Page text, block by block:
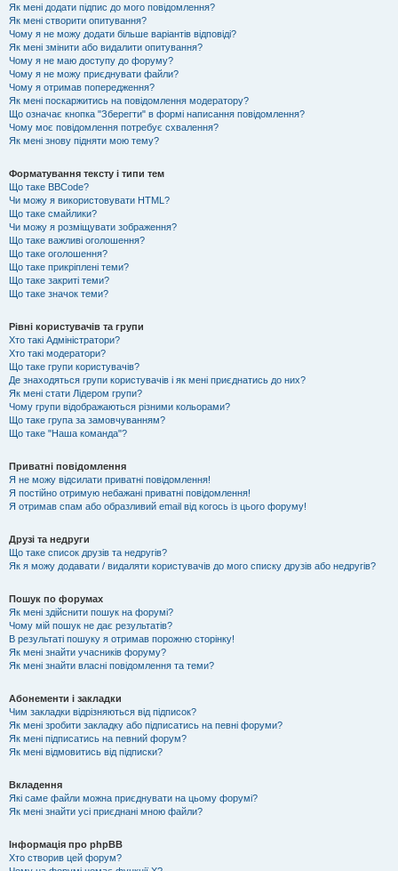
Як мені додати підпис до мого повідомлення?
Як мені створити опитування?
Чому я не можу додати більше варіантів відповіді?
Як мені змінити або видалити опитування?
Чому я не маю доступу до форуму?
Чому я не можу приєднувати файли?
Чому я отримав попередження?
Як мені поскаржитись на повідомлення модератору?
Що означає кнопка "Зберегти" в формі написання повідомлення?
Чому моє повідомлення потребує схвалення?
Як мені знову підняти мою тему?
Форматування тексту і типи тем
Що таке BBCode?
Чи можу я використовувати HTML?
Що таке смайлики?
Чи можу я розміщувати зображення?
Що таке важливі оголошення?
Що таке оголошення?
Що таке прикріплені теми?
Що таке закриті теми?
Що таке значок теми?
Рівні користувачів та групи
Хто такі Адміністратори?
Хто такі модератори?
Що таке групи користувачів?
Де знаходяться групи користувачів і як мені приєднатись до них?
Як мені стати Лідером групи?
Чому групи відображаються різними кольорами?
Що таке група за замовчуванням?
Що таке "Наша команда"?
Приватні повідомлення
Я не можу відсилати приватні повідомлення!
Я постійно отримую небажані приватні повідомлення!
Я отримав спам або образливий email від когось із цього форуму!
Друзі та недруги
Що таке список друзів та недругів?
Як я можу додавати / видаляти користувачів до мого списку друзів або недругів?
Пошук по форумах
Як мені здійснити пошук на форумі?
Чому мій пошук не дає результатів?
В результаті пошуку я отримав порожню сторінку!
Як мені знайти учасників форуму?
Як мені знайти власні повідомлення та теми?
Абонементи і закладки
Чим закладки відрізняються від підписок?
Як мені зробити закладку або підписатись на певні форуми?
Як мені підписатись на певний форум?
Як мені відмовитись від підписки?
Вкладення
Які саме файли можна приєднувати на цьому форумі?
Як мені знайти усі приєднані мною файли?
Інформація про phpBB
Хто створив цей форум?